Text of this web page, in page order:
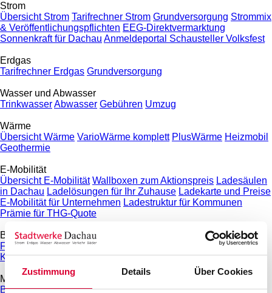
Zustimmung Details Über Cookies
Strom
Übersicht Strom Tarifrechner Strom Grundversorgung Strommix
& Veröffentlichungspflichten EEG-Direktvermarktung
Sonnenkraft für Dachau Anmeldeportal Schausteller Volksfest
Erdgas
Tarifrechner Erdgas Grundversorgung
Wasser und Abwasser
TrinkwasserAbwasser Gebühren Umzug
Wärme
Übersicht Wärme VarioWärme komplett PlusWärme Heizmobil
Geothermie
E-Mobilität
Übersicht E-Mobilität Wallboxen zum Aktionspreis Ladesäulen
in Dachau Ladelösungen für Ihr Zuhause Ladekarte und Preise
E-Mobilität für Unternehmen Ladestruktur für Kommunen
Prämie für THG-Quote
Bäder
Freibad & Familienbad
Fitness- und
Kinderangebote Großprojekt Neubau Hallenbad
Mobilität
Busverkehr in Dachau Parkhäuser